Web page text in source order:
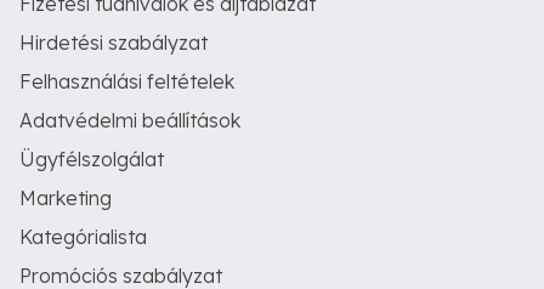
Hirdetési szabályzat
Felhasználási feltételek
Adatvédelmi beállítások
Ügyfélszolgálat
Marketing
Kategórialista
Promóciós szabályzat